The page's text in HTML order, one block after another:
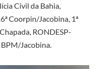
Civil da Bahia,
Coorpin/Jacobina, 1ª
RONDESP-
Jacobina.